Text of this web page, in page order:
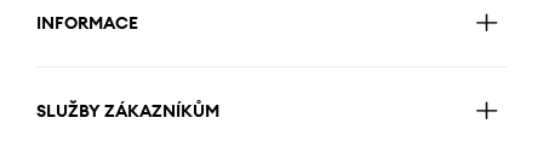
INFORMACE
SLUŽBY ZÁKAZNÍKŮM